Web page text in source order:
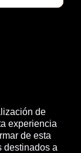
de
experiencia
de esta
destinados a